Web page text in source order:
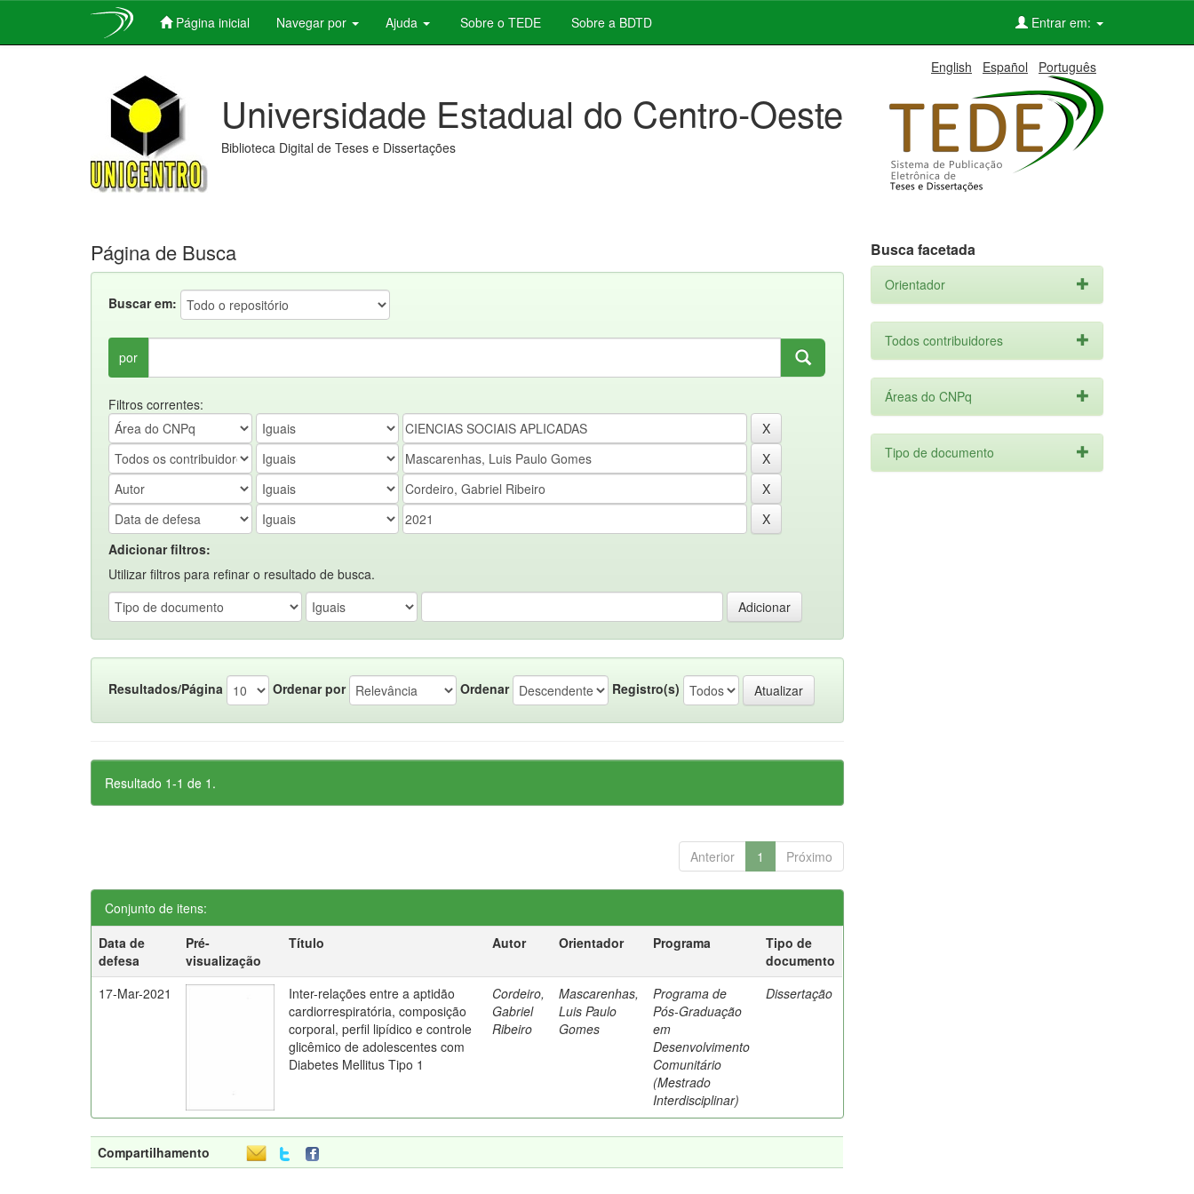
Página inicial Navegar por Ajuda Sobre o TEDE Sobre a BDTD Entrar em:
English Español Português
Universidade Estadual do Centro-Oeste
Biblioteca Digital de Teses e Dissertações
Página de Busca
Buscar em:
por
Filtros correntes:
Adicionar filtros:
Utilizar filtros para refinar o resultado de busca.
Resultados/Página Ordenar por Ordenar Registro(s)
Resultado 1-1 de 1.
Anterior 1 Próximo
Conjunto de itens:
Data de
defesa
Pré-
visualização
Título Autor Orientador Programa
Tipo de
documento
17-Mar-2021
Inter-relações entre a aptidão
cardiorrespiratória, composição
corporal, perfil lipídico e controle
glicêmico de adolescentes com
Diabetes Mellitus Tipo 1
Cordeiro,
Gabriel
Ribeiro
Mascarenhas,
Luis Paulo
Gomes
Programa de
Pós-Graduação
em
Desenvolvimento
Comunitário
(Mestrado
Interdisciplinar)
Dissertação
Compartilhamento
Busca facetada
Orientador
Todos contribuidores
Áreas do CNPq
Tipo de documento